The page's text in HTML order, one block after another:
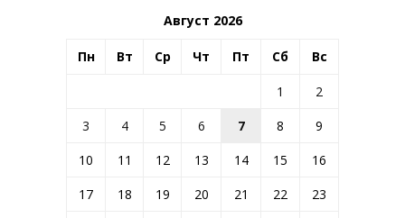
Август 2026
Пн Вт Ср Чт Пт Сб Вс
1
2
3
4 5 6 7 8
9
10
11 12 13 14 15
16
17
18 19 20 21 22
23